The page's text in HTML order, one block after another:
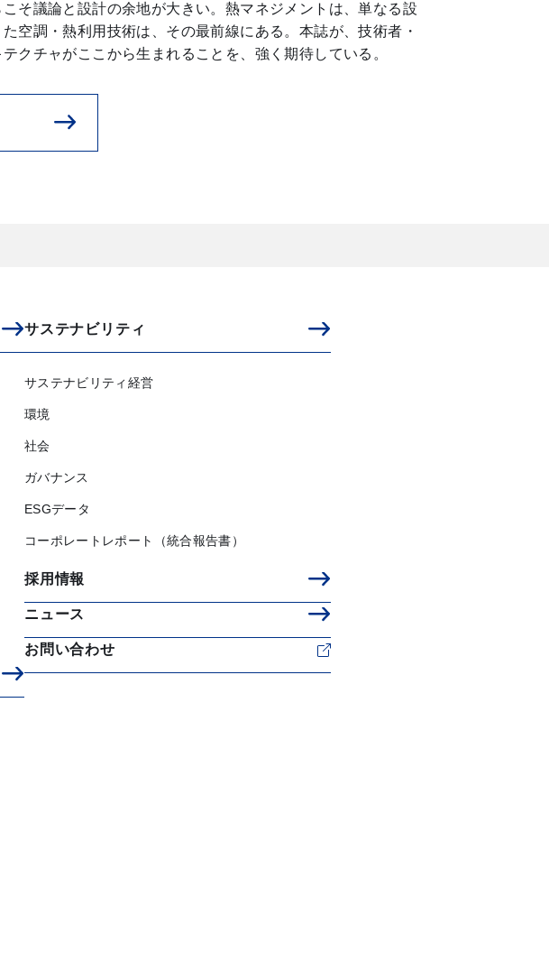
そ議論と設計の余地が大きい。熱マネジメントは、単なる設
空調・熱利用技術は、その最前線にある。本誌が、技術者・
クチャがここから生まれることを、強く期待している。
サステナビリティ
サステナビリティ経営
環境
社会
ガバナンス
ESGデータ
コーポレートレポート（統合報告書）
採用情報
ニュース
お問い合わせ